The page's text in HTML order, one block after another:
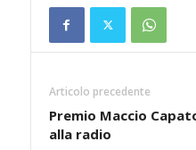
Articolo precedente
Premio Maccio
alla radio